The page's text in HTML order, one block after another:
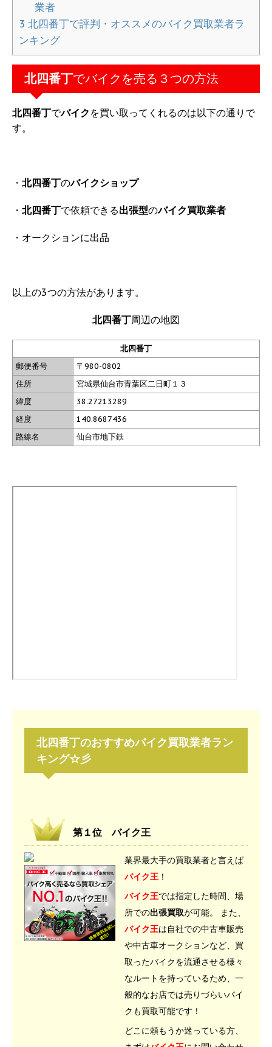
業者
3 北四番丁で評判・オススメのバイク買取業者ラ
ンキング
北四番丁でバイクを売る３つの方法
北四番丁でバイク を買い取ってくれるのは以下の通りで
す。
・ 北四番丁のバイクショップ
・ 北四番丁で依頼できる出張型のバイク買取業者
・オークションに出品
以上の3つの方法があります。
北四番丁周辺の地図
北四番丁
郵便番号
〒980-0802
住所
宮城県仙台市青葉区二日町１３
緯度
38.27213289
経度
140.8687436
路線名
仙台市地下鉄
北四番丁のおすすめバイク買取業者ラン
キング☆彡
第１位 バイク王
業界最大手の買取業者と言えば
バイク王 ！
バイク王では指定した時間、場
所での出張買取が可能。 また、
バイク王は自社での中古車販売
や中古車オークションなど、買
取ったバイクを流通させる様々
なルートを持っているため、一
般的なお店では売りづらいバイ
クも買取可能です！
どこに頼もうか迷っている方、